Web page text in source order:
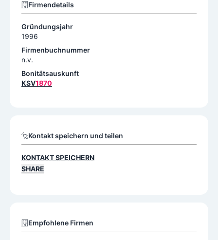
Firmendetails
Gründungsjahr
1996
Firmenbuchnummer
n.v.
Bonitätsauskunft
KSV1870
Kontakt speichern und teilen
KONTAKT SPEICHERN
SHARE
Empfohlene Firmen